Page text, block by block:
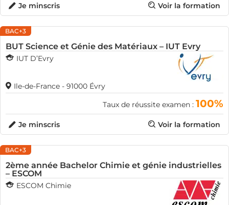
Voir la formation
Je minscris
BAC+3
BUT Science et Génie des Matériaux – IUT Evry
IUT D’Evry
Ile-de-France - 91000 Évry
Taux de réussite examen : 100%
Voir la formation
Je minscris
BAC+3
2ème année Bachelor Chimie et génie industrielles
– ESCOM
ESCOM Chimie